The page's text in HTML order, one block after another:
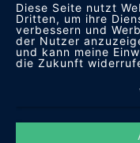
Diese Seite nutzt
Dritten, um ihre
verbessern und
der Nutzer
und kann meine
die Zukunft